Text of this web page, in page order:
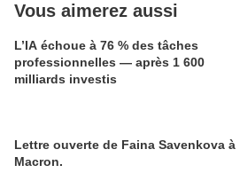
Vous aimerez aussi
L’IA échoue à 76 % des tâches
professionnelles — après 1 600
milliards investis
Lettre ouverte de Faina Savenkova à
Macron.